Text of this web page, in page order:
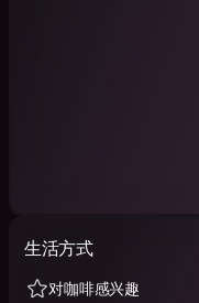
生活方式
对咖啡感兴趣